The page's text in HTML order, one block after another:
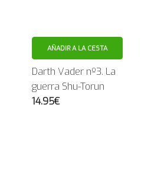
AÑADIR A LA CESTA
Darth Vader nº3. La
guerra Shu-Torun
14.95€